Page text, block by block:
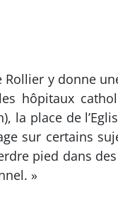
Rollier y donne
hôpitaux
la place de
sur certains
pied dans
»